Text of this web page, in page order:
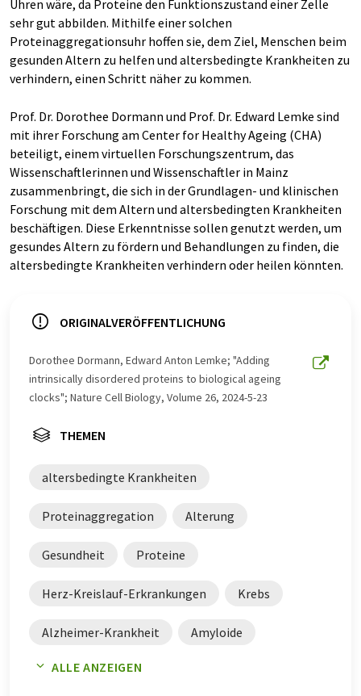
Uhren wäre, da Proteine den Funktionszustand einer Zelle
sehr gut abbilden. Mithilfe einer solchen
Proteinaggregationsuhr hoffen sie, dem Ziel, Menschen beim
gesunden Altern zu helfen und altersbedingte Krankheiten zu
verhindern, einen Schritt näher zu kommen.
Prof. Dr. Dorothee Dormann und Prof. Dr. Edward Lemke sind
mit ihrer Forschung am Center for Healthy Ageing (CHA)
beteiligt, einem virtuellen Forschungszentrum, das
Wissenschaftlerinnen und Wissenschaftler in Mainz
zusammenbringt, die sich in der Grundlagen- und klinischen
Forschung mit dem Altern und altersbedingten Krankheiten
beschäftigen. Diese Erkenntnisse sollen genutzt werden, um
gesundes Altern zu fördern und Behandlungen zu finden, die
altersbedingte Krankheiten verhindern oder heilen könnten.
ORIGINALVERÖFFENTLICHUNG
Dorothee Dormann, Edward Anton Lemke; "Adding
intrinsically disordered proteins to biological ageing
clocks"; Nature Cell Biology, Volume 26, 2024-5-23
THEMEN
altersbedingte Krankheiten
Proteinaggregation Alterung
Gesundheit Proteine
Herz-Kreislauf-Erkrankungen Krebs
Alzheimer-Krankheit Amyloide
Protein-Fehlfaltung
ALLE ANZEIGEN